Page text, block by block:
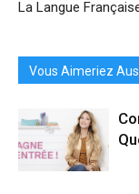
La Langue
Vous Aimeriez